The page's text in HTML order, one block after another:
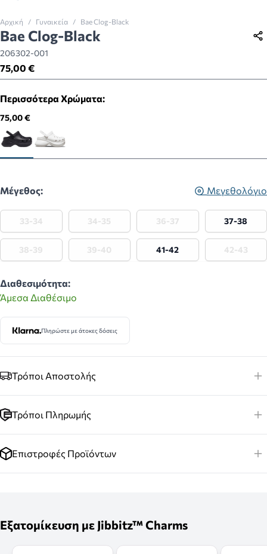
Αρχική / Γυναικεία / Bae Clog-Black
Bae Clog-Black
206302-001
75,00 €
Περισσότερα Χρώματα:
75,00 €
Μέγεθος: Μεγεθολόγιο
33-34 34-35 36-37 37-38
38-39 39-40 41-42 42-43
Διαθεσιμότητα:
Άμεσα Διαθέσιμο
Πληρώστε με άτοκες δόσεις
Τρόποι Αποστολής
Τρόποι Πληρωμής
Επιστροφές Προϊόντων
Εξατομίκευση με Jibbitz™ Charms